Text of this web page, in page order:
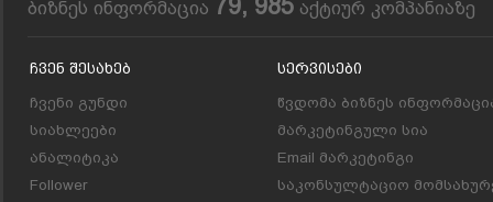
ბიზნეს ინფორმაცია 79, 985 აქტიურ კომპანიაზე
Ჩვენ Შესახებ
ჩვენი გუნდი
სიახლეები
ანალიტიკა
Follower
Სერვისები
წვდომა ბიზნეს
მარკეტინგული სია
Email მარკეტინგი
საკონსულტაციო